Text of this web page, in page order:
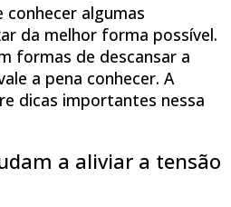
algumas
da melhor forma possível.
formas de descansar a
a pena conhecer. A
dicas importantes nessa
a aliviar a tensão